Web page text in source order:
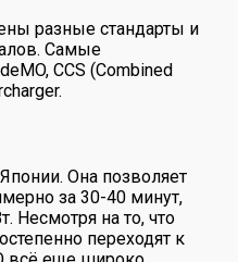
разные стандарты и
Самые
CCS (Combined
Она позволяет
за 30-40 минут,
Несмотря на то, что
переходят к